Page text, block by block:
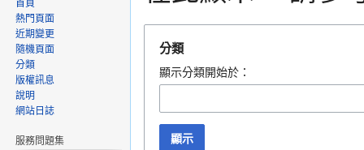
分類
顯示分類開始於：
顯示
首頁
熱門頁面
近期變更
隨機頁面
分類
版權訊息
說明
網站日誌
服務問題集